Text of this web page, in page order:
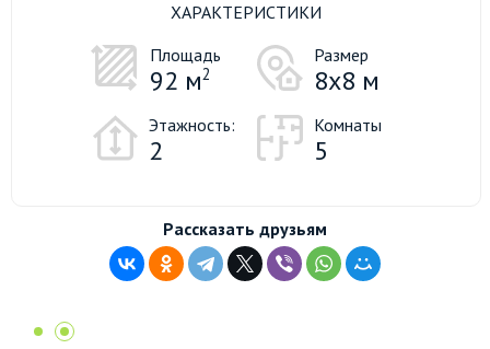
ХАРАКТЕРИСТИКИ
Площадь
92 м2
Размер
8х8 м
Этажность:
2
Комнаты
5
Рассказать друзьям